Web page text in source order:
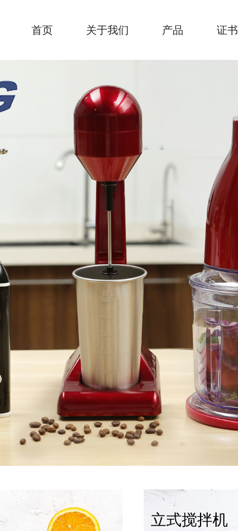
首页 关于我们 产品 证书
立式搅拌机